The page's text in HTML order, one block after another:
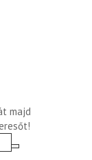
majd